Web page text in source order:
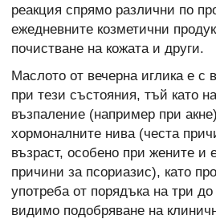
реакция спрямо различни по
ежедневните козметични
почистване на кожата и други.
Маслото от вечерна иглика е с
при тези състояния, тъй като
възпаление (например при
хормоналните нива (честа
възраст, особено при жените и
причини за псориазис), като
употреба от порядъка на три
видимо подобряване на